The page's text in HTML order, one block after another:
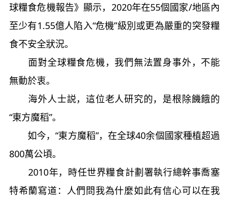
球糧食危機報告》顯示，2020年在55個國家/地區內
至少有1.55億人陷入“危機”級別或更為嚴重的突發糧
食不安全狀況。
面對全球糧食危機，我們無法置身事外，不能
無動於衷。
海外人士説，這位老人研究的，是根除饑餓的
“東方魔稻”。
如今，“東方魔稻”，在全球40余個國家種植超過
800萬公頃。
2010年，時任世界糧食計劃署執行總幹事喬塞
特希蘭寫道：人們問我為什麼如此有信心可以在我